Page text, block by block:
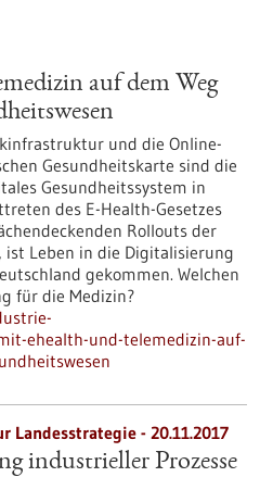
auf dem Weg
und die Online-
Gesundheitskarte sind die
Gesundheitssystem in
des E-Health-Gesetzes
Rollouts der
Leben in die Digitalisierung
gekommen. Welchen
für die Medizin?
ehealth-und-telemedizin-auf-
Landesstrategie - 20.11.2017
industrieller Prozesse